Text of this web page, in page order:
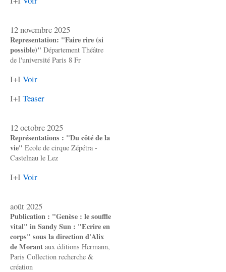
12 novembre 2025
Representation: "Faire rire (si
possible)" Département Théâtre
de l'université Paris 8 Fr
I+I Voir
I+I Teaser
12 octobre 2025
Représentations : "Du côté de la
vie" Ecole de cirque Zépétra -
Castelnau le Lez
I+I Voir
août 2025
Publication : "Genèse : le souffle
vital" in Sandy Sun : "Ecrire en
corps" sous la direction d'Alix
de Morant aux éditions Hermann,
Paris Collection recherche &
création